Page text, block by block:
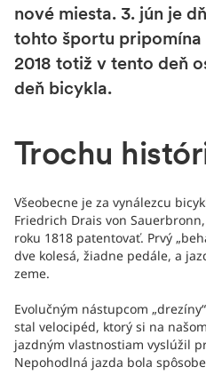
nové miesta. 3. jún je
tohto športu
2018 totiž v tento deň
deň bicykla.
Trochu
Všeobecne je za vynálezcu
Friedrich Drais von
roku 1818 patentovať. Prvý
dve kolesá, žiadne pedále, a
zeme.
Evolučným nástupcom
stal velocipéd, ktorý si na
jazdným vlastnostiam vyslúžil
Nepohodlná jazda bola